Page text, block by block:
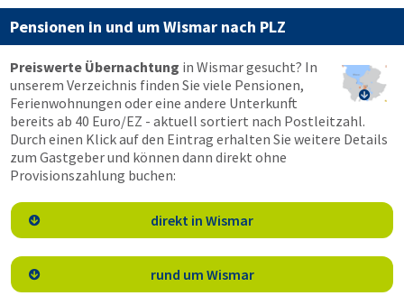
Pensionen in und um Wismar nach PLZ

Preiswerte Übernachtung in Wismar gesucht? In
unserem Verzeichnis finden Sie viele Pensionen,
Ferienwohnungen oder eine andere Unterkunft
bereits ab 40 Euro/EZ - aktuell sortiert nach Postleitzahl.
Durch einen Klick auf den Eintrag erhalten Sie weitere Details
zum Gastgeber und können dann direkt ohne
Provisionszahlung buchen:
 direkt in Wismar
 rund um Wismar